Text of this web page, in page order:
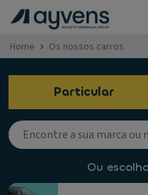
Home Os nossos carros
Particular
Ou